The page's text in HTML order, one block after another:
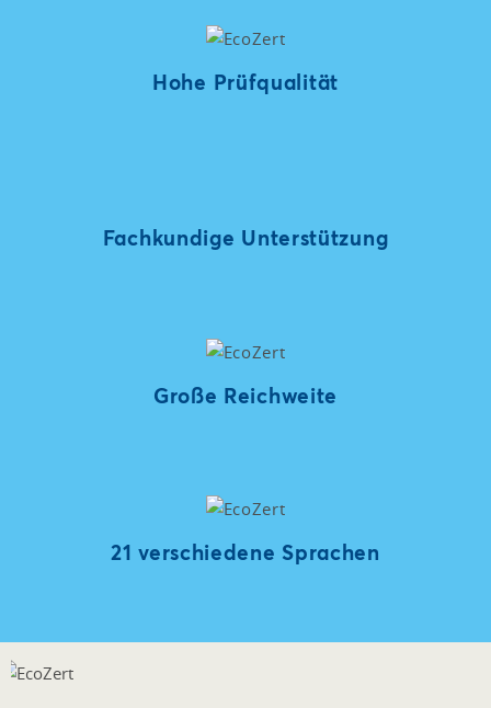
Hohe Prüfqualität
Fachkundige Unterstützung
Große Reichweite
21 verschiedene Sprachen